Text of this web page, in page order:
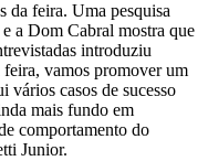
da feira. Uma pesquisa
a Dom Cabral mostra que
introduziu
vamos promover um
vários casos de sucesso
mais fundo em
comportamento do
Junior.